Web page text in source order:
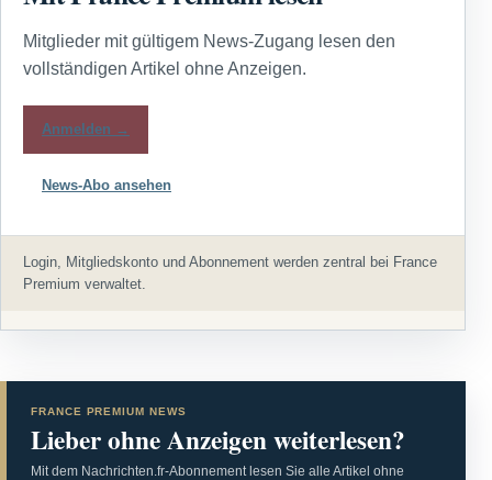
Mitglieder mit gültigem News-Zugang lesen den
vollständigen Artikel ohne Anzeigen.
Anmelden →
News-Abo ansehen
Login, Mitgliedskonto und Abonnement werden zentral bei France
Premium verwaltet.
FRANCE PREMIUM NEWS
Lieber ohne Anzeigen weiterlesen?
Mit dem Nachrichten.fr-Abonnement lesen Sie alle Artikel ohne